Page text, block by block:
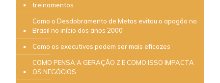
treinamentos
Como o Desdobramento de Metas evitou o apagão no
Brasil no início dos anos 2000
Como os executivos podem ser mais eficazes
COMO PENSA A GERAÇÃO Z E COMO ISSO IMPACTA
OS NEGÓCIOS